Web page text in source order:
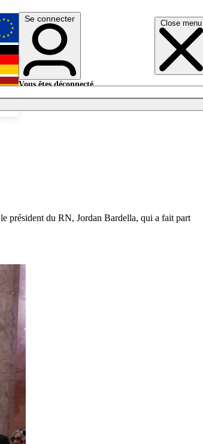
Close menu
English
Deutsch
Se connecter
Vous êtes déconnecté.
président du RN, Jordan Bardella, qui a fait part